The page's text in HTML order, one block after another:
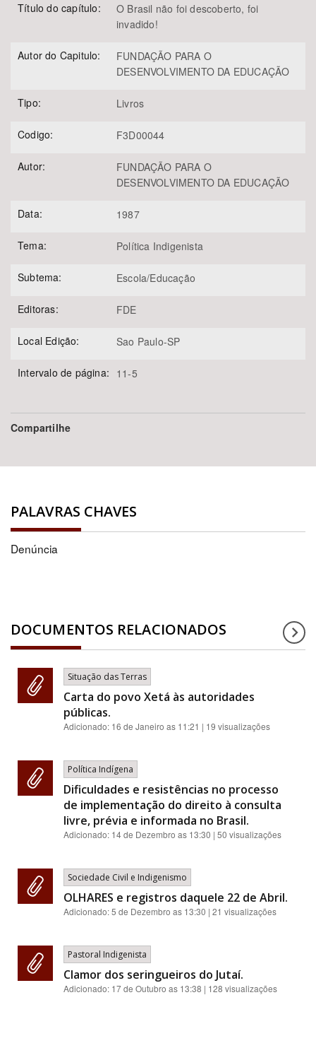
Título do capítulo:
O Brasil não foi descoberto, foi
invadido!
Autor do Capitulo:
FUNDAÇÃO PARA O
DESENVOLVIMENTO DA EDUCAÇÃO
Tipo: Livros
Codigo: F3D00044
Autor:
FUNDAÇÃO PARA O
DESENVOLVIMENTO DA EDUCAÇÃO
Data: 1987
Tema: Política Indigenista
Subtema: Escola/Educação
Editoras: FDE
Local Edição: Sao Paulo-SP
Intervalo de página: 11-5
Compartilhe
PALAVRAS CHAVES
Denúncia
DOCUMENTOS RELACIONADOS
Situação das Terras
Carta do povo Xetá às autoridades
públicas.
Adicionado: 16 de Janeiro as 11:21 | 19 visualizações
Política Indígena
Dificuldades e resistências no processo
de implementação do direito à consulta
livre, prévia e informada no Brasil.
Adicionado: 14 de Dezembro as 13:30 | 50 visualizações
Sociedade Civil e Indigenismo
OLHARES e registros daquele 22 de Abril.
Adicionado:5 de Dezembro as 13:30 | 21 visualizações
Pastoral Indigenista
Clamor dos seringueiros do Jutaí.
Adicionado: 17 de Outubro as 13:38 | 128 visualizações